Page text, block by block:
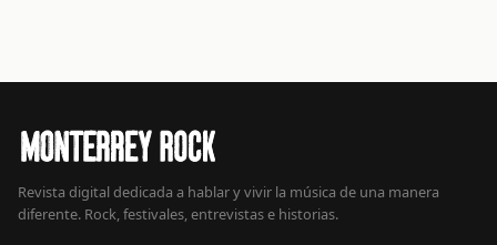
Revista digital dedicada a hablar y vivir la música de una manera
diferente. Rock, festivales, entrevistas e historias.